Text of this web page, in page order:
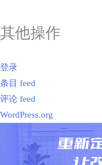
其他操作
登录
条目 feed
评论 feed
WordPress.org